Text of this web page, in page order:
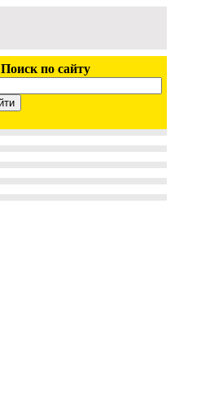
Поиск по сайту